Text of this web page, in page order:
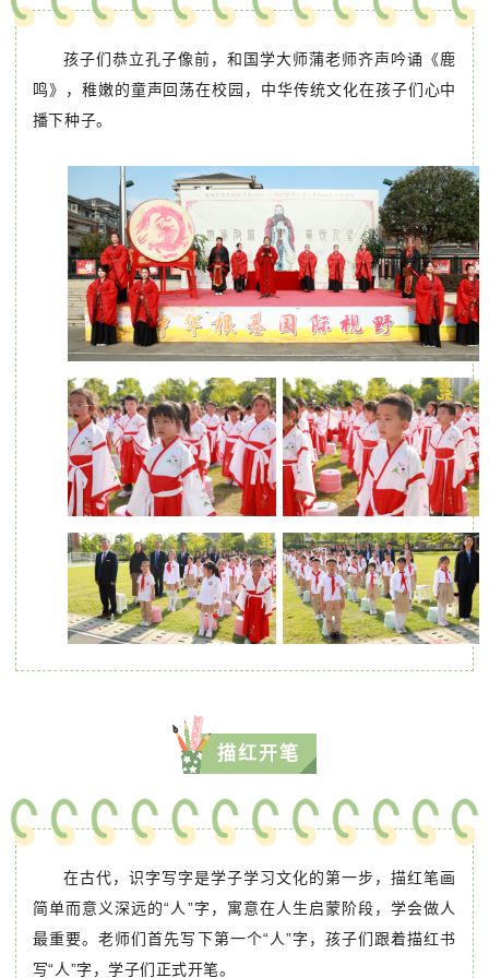
孩子们恭立孔子像前，和国学大师蒲老师齐声吟诵《鹿
鸣》，稚嫩的童声回荡在校园，中华传统文化在孩子们心中
播下种子。
描红开笔
在古代，识字写字是学子学习文化的第一步，描红笔画
简单而意义深远的“人”字，寓意在人生启蒙阶段，学会做人
最重要。老师们首先写下第一个“人”字，孩子们跟着描红书
写“人”字，学子们正式开笔。